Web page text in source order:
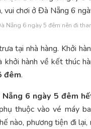
Nẵng 6 ngày 5 đêm nên đi
tại nhà hàng. Khởi
khởi hành về kết thúc
đêm.
6 ngày 5 đêm
thuộc vào vé máy
nào, phương tiện đi lại,